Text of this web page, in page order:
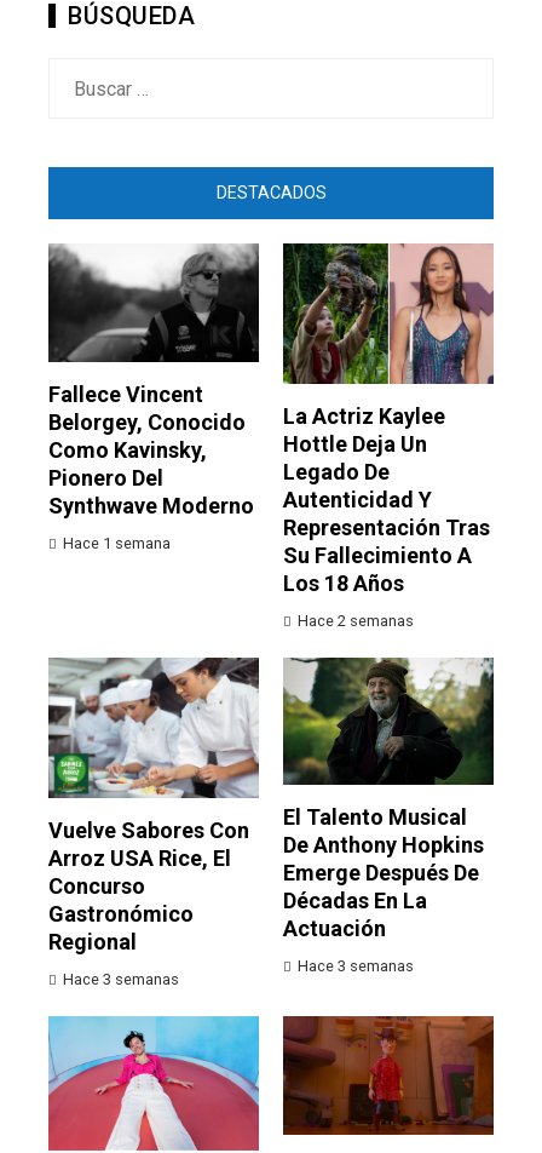
BÚSQUEDA
DESTACADOS
Fallece Vincent
Belorgey, Conocido
Como Kavinsky,
Pionero Del
Synthwave Moderno
Hace 1 semana
La Actriz Kaylee
Hottle Deja Un
Legado De
Autenticidad Y
Representación Tras
Su Fallecimiento A
Los 18 Años
Hace 2 semanas
Vuelve Sabores Con
Arroz USA Rice, El
Concurso
Gastronómico
Regional
Hace 3 semanas
El Talento Musical
De Anthony Hopkins
Emerge Después De
Décadas En La
Actuación
Hace 3 semanas